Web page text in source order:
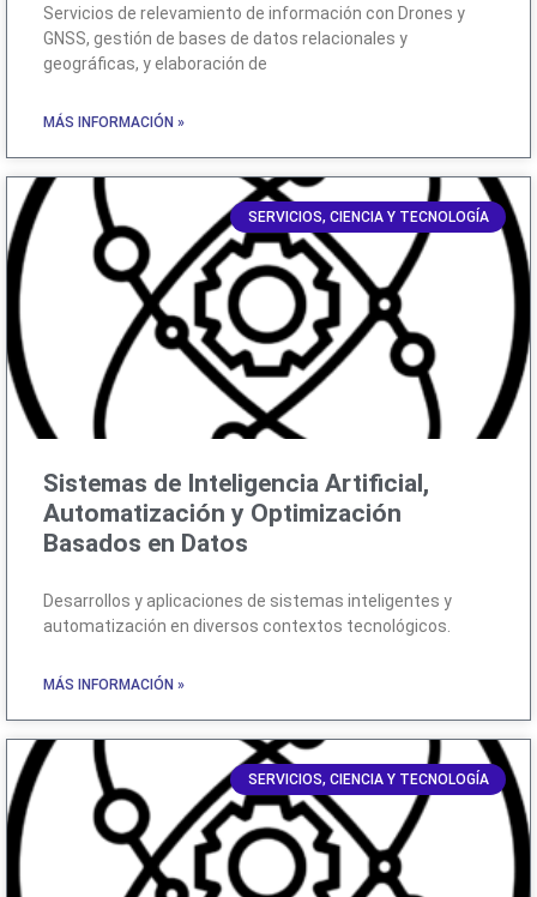
Servicios de relevamiento de información con Drones y
GNSS, gestión de bases de datos relacionales y
geográficas, y elaboración de
MÁS INFORMACIÓN »
SERVICIOS, CIENCIA Y TECNOLOGÍA
Sistemas de Inteligencia Artificial,
Automatización y Optimización
Basados en Datos
Desarrollos y aplicaciones de sistemas inteligentes y
automatización en diversos contextos tecnológicos.
MÁS INFORMACIÓN »
SERVICIOS, CIENCIA Y TECNOLOGÍA